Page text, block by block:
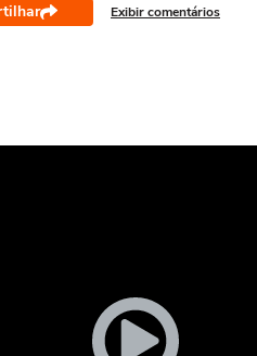
Exibir comentários